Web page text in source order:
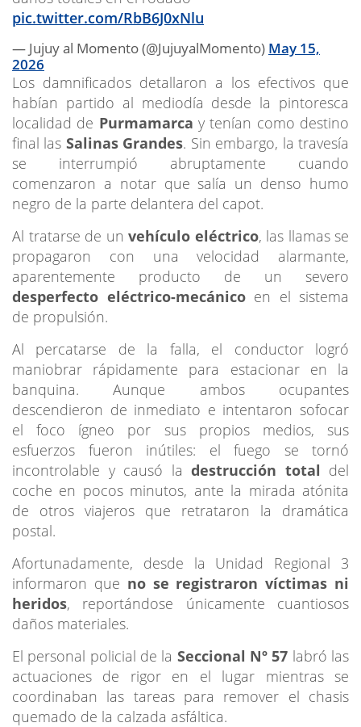
pic.twitter.com/RbB6J0xNlu
— Jujuy al Momento (@JujuyalMomento) May 15,
2026
Los damnificados detallaron a los efectivos que
habían partido al mediodía desde la pintoresca
localidad de Purmamarca y tenían como destino
final las Salinas Grandes. Sin embargo, la travesía
se interrumpió abruptamente cuando
comenzaron a notar que salía un denso humo
negro de la parte delantera del capot.
Al tratarse de un vehículo eléctrico, las llamas se
propagaron con una velocidad alarmante,
aparentemente producto de un severo
desperfecto eléctrico-mecánicoen el sistema
de propulsión.
Al percatarse de la falla, el conductor logró
maniobrar rápidamente para estacionar en la
banquina. Aunque ambos ocupantes
descendieron de inmediato e intentaron sofocar
el foco ígneo por sus propios medios, sus
esfuerzos fueron inútiles: el fuego se tornó
incontrolable y causó la destrucción total del
coche en pocos minutos, ante la mirada atónita
de otros viajeros que retrataron la dramática
postal.
Afortunadamente, desde la Unidad Regional 3
informaron que no se registraron víctimas ni
heridos, reportándose únicamente cuantiosos
daños materiales.
El personal policial de la Seccional Nº 57 labró las
actuaciones de rigor en el lugar mientras se
coordinaban las tareas para remover el chasis
quemado de la calzada asfáltica.